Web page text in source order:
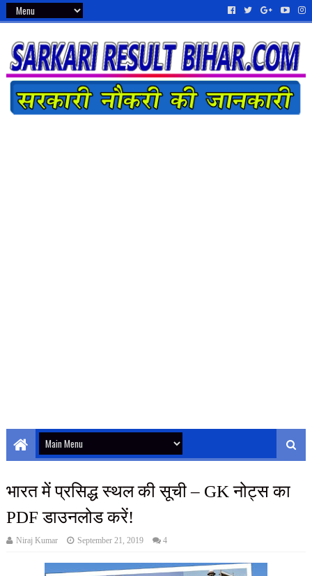
भारत में प्रसिद्ध स्थल की सूची – GK नोट्स का
PDF डाउनलोड करें!
Niraj Kumar September 21, 2019 4